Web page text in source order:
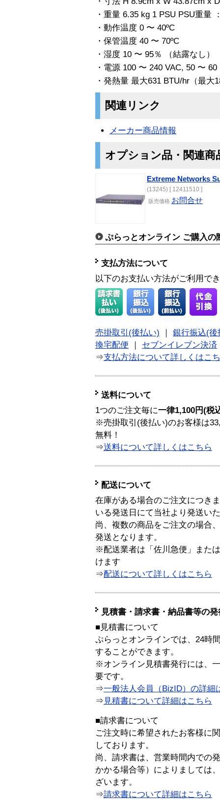
・重量 6.35 kg 1 PSU PSU重量
・動作温度 0 〜 40ºC
・保管温度 40 〜 70ºC
・湿度 10 〜 95％ （結露なし）
・電源 100 〜 240 VAC, 50 〜
・発熱量 最大631 BTU/hr（最大
関連リンク
メーカー商品情報
オプション品・関連商
Extreme Networks
(13245) [ 12411510 ]
販売価格 お問合せ
ぷらっとオンライン ご購入の
支払方法について
以下のお支払い方法がご利用で
売掛取引(後払い)
銀行振込(後
換宅配便
セブンイレブン決済
⇒支払方法について詳しくはこ
送料について
1つのご注文毎に一律1,100円(税
※売掛取引(後払い)のお客様は
無料！
⇒送料について詳しくはこちら
配送について
在庫がある場合のご注文につき
いる発送日にて当社より発送い
尚、複数の商品をご注文の場合
発送となります。
※配送業者は「佐川急便」また
けます
⇒配送について詳しくはこちら
見積書・請求書・納品書等の
■見積書について
ぷらっとオンラインでは、24時
することができます。
※オンライン見積書発行には、
要です。
⇒一般法人会員（BizID）の詳細
⇒ 見積書について詳細はこちら
■請求書について
ご注文時に希望されたお客様に
しております。
尚、請求書は、営業時間内での
かかる場合等）によりましては
ざいます。
⇒請求書について詳細はこちら